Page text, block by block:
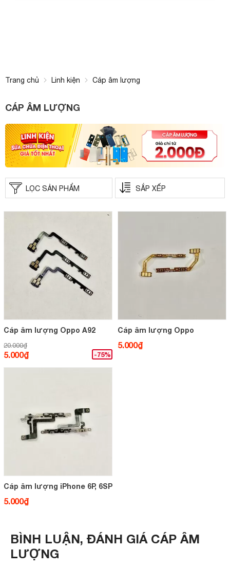
Trang chủ Linh kiện Cáp âm lượng
CÁP ÂM LƯỢNG
LỌC SẢN PHẨM SẮP XẾP
Cáp âm lượng Oppo A92
20.000₫
5.000₫ -75%
Cáp âm lượng Oppo
5.000₫
Cáp âm lượng iPhone 6P, 6SP
5.000₫
BÌNH LUẬN, ĐÁNH GIÁ CÁP ÂM
LƯỢNG